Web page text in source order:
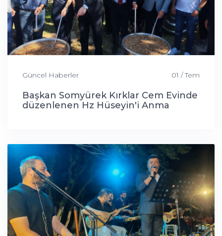
Güncel Haberler 01 / Tem
Başkan Somyürek Kırklar Cem Evinde
düzenlenen Hz Hüseyin'i Anma